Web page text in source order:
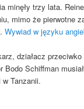
minęły trzy lata.
mimo że pierwotne
Wywiad w języku
działacz
Bodo Schiffman
Tanzanii.